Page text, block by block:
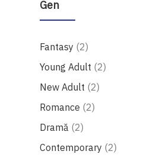
Gen
Fantasy 2produse
Young Adult 2produse
New Adult 2produse
Romance 2produse
Dramă 2produse
Contemporary 2produse